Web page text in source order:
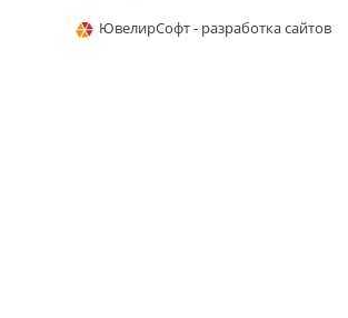
ЮвелирСофт - разработка сайтов